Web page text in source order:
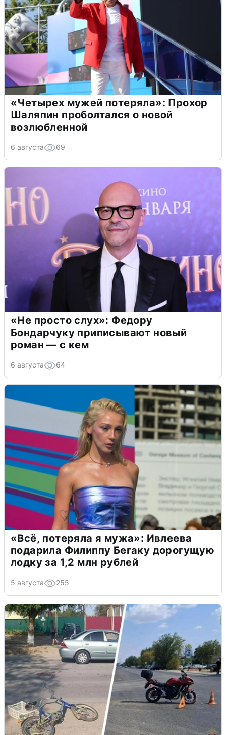
«Четырех мужей потеряла»: Прохор
Шаляпин проболтался о новой
возлюбленной
6 августа 69
«Не просто слух»: Федору
Бондарчуку приписывают новый
роман — с кем
6 августа 64
«Всё, потеряла я мужа»: Ивлеева
подарила Филиппу Бегаку дорогущую
лодку за 1,2 млн рублей
5 августа 255